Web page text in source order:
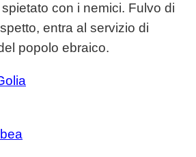
con i nemici. Fulvo di
entra al servizio di
popolo ebraico.